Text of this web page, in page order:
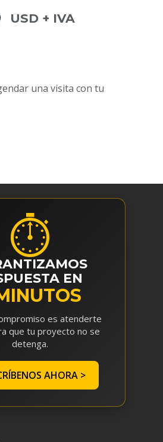
USD + IVA
una visita con tu
⏱
EN
es atenderte
que tu proyecto no se
detenga.
AHORA >